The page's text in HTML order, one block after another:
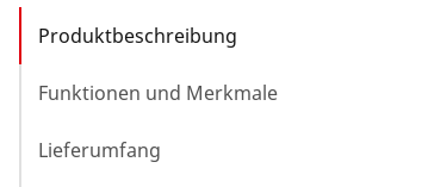
Produktbeschreibung
Funktionen und Merkmale
Lieferumfang